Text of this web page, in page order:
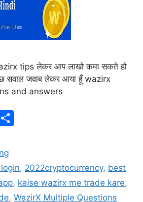
tips लेकर आप लाखो कमा सकते हो
सवाल जवाब लेकर आया हूँ wazirx
and answers
e, 2022cryptocurrency, best
, kaise wazirx me trade kare,
, WazirX Multiple Questions